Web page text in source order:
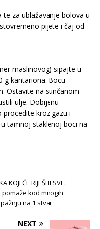
te za ublažavanje bolova u
pijete i čaj od
maslinovog) sipajte u
g kantariona. Bocu
Ostavite na sunčanom
ulje. Dobijenu
kroz gazu i
tamnoj staklenoj boci na
KOJI ĆE RIJEŠITI SVE:
kod mnogih
na 1 stvar
NEXT